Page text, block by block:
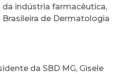
indústria farmacêutica,
de Dermatologia
da SBD MG, Gisele